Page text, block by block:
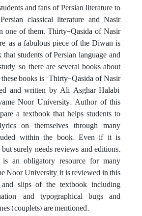
and fans of Persian literature to
classical literature and Nasir
one of them. Thirty-Qasida of Nasir
as a fabulous piece of the Diwan is
students of Persian language and
so there are several books about
books is “Thirty-Qasida of Nasir
and written by Ali Asghar Halabi,
Noor University. Author of this
a textbook that helps students to
on themselves through many
within the book. Even if it is
surely needs reviews and editions.
an obligatory resource for many
Noor University, it is reviewed in this
slips of the textbook including
and typographical bugs and
(couplets) are mentioned.